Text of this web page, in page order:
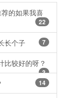
的如果我喜
22
长个子 7
比较好的呀？
3
14